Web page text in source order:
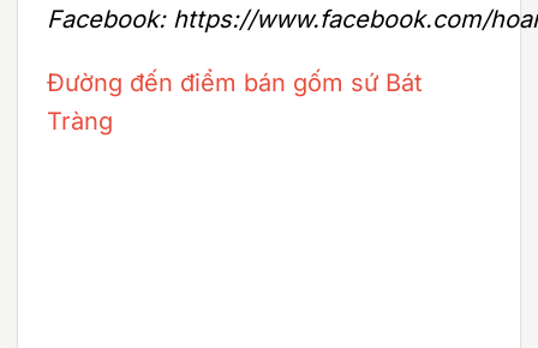
Facebook: https://www.facebook.com/
Đường đến điểm bán gốm sứ Bát
Tràng